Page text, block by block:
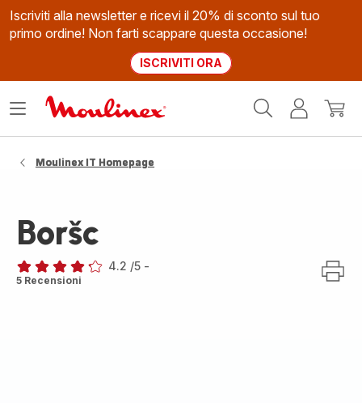
Iscriviti alla newsletter e ricevi il 20% di sconto sul tuo
primo ordine! Non farti scappare questa occasione!
ISCRIVITI ORA
Il
Apri
Moulinex IT Homepage
Boršc
ratings.4.2
4.2 /5 -
5 Recensioni